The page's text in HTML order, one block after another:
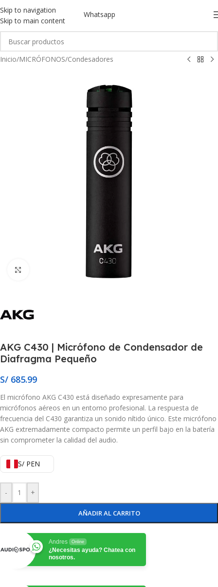
Skip to navigation
Skip to main content
Whatsapp
Inicio/MICRÓFONOS/Condesadores
AKG C430 | Micrófono de Condensador de
Diafragma Pequeño
S/ 685.99
El micrófono AKG C430 está diseñado expresamente para
micrófonos aéreos en un entorno profesional. La respuesta de
frecuencia del C430 garantiza un sonido nítido único. Este micrófono
AKG extremadamente compacto permite un perfil bajo en la batería
sin comprometer la calidad del audio.
S/ PEN
- +
AÑADIR AL CARRITO
Andres Online
¿Necesitas ayuda? Chatea con
nosotros.